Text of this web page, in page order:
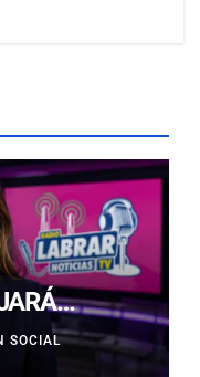
SOCIAL